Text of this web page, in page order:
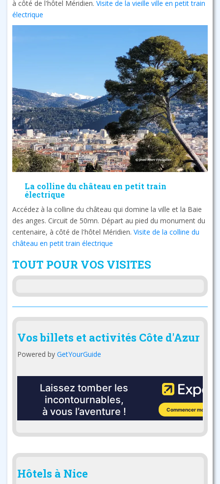
à côté de l'hôtel Méridien. Visite de la vieille ville en petit train
électrique
La colline du château en petit train
électrique
Accédez à la colline du château qui domine la ville et la Baie
des anges. Circuit de 50mn. Départ au pied du monument du
centenaire, à côté de l'hôtel Méridien. Visite de la colline du
château en petit train électrique
TOUT POUR VOS VISITES
Vos billets et activités Côte d'Azur
Powered by GetYourGuide
Hôtels à Nice